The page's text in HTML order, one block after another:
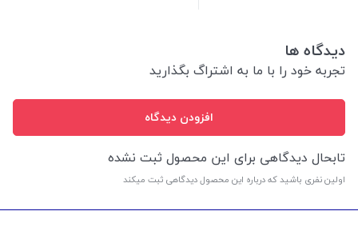
دیدگاه ها
تجربه خود را با ما به اشتراگ بگذارید
افزودن دیدگاه
تابحال دیدگاهی برای این محصول ثبت نشده
اولین نفری باشید که درباره این محصول دیدگاهی ثبت میکند